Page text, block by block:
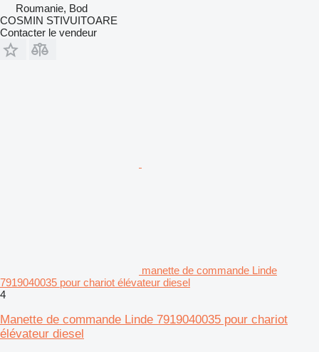
Roumanie, Bod
COSMIN STIVUITOARE
Contacter le vendeur
manette de commande Linde
7919040035 pour chariot élévateur diesel
4
Manette de commande Linde 7919040035 pour chariot
élévateur diesel